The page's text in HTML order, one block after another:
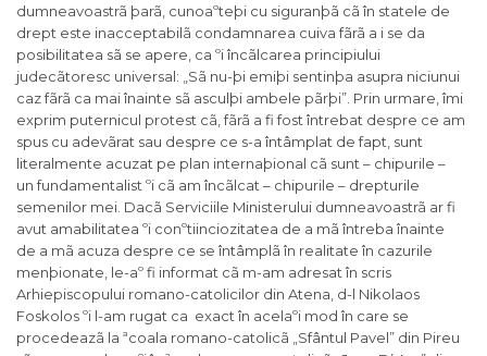
dumneavoastrã þarã, cunoaºteþi cu siguranþã cã în statele de
drept este inacceptabilã condamnarea cuiva fãrã a i se da
posibilitatea sã se apere, ca ºi încãlcarea principiului
judecãtoresc universal: „Sã nu-þi emiþi sentinþa asupra niciunui
caz fãrã ca mai înainte sã asculþi ambele pãrþi”. Prin urmare, îmi
exprim puternicul protest cã, fãrã a fi fost întrebat despre ce am
spus cu adevãrat sau despre ce s-a întâmplat de fapt, sunt
literalmente acuzat pe plan internaþional cã sunt – chipurile –
un fundamentalist ºi cã am încãlcat – chipurile – drepturile
semenilor mei. Dacã Serviciile Ministerului dumneavoastrã ar fi
avut amabilitatea ºi conºtiinciozitatea de a mã întreba înainte
de a mã acuza despre ce se întâmplã în realitate în cazurile
menþionate, le-aº fi informat cã m-am adresat în scris
Arhiepiscopului romano-catolicilor din Atena, d-l Nikolaos
Foskolos ºi l-am rugat ca exact în acelaºi mod în care se
procedeazã la ªcoala romano-catolicã „Sfântul Pavel” din Pireu